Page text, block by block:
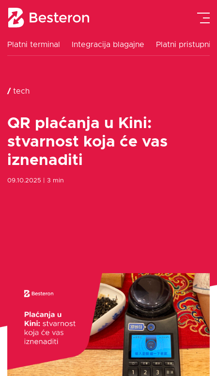
Platni terminal Integracija blagajne Platni pristupnik
Hrvatski
Upute
Cjenik
Platni pristupnik
/ tech
QR plaćanja u Kini:
stvarnost koja će vas
iznenaditi
09.10.2025 | 3 min